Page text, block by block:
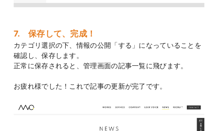
7. 保存して、完成！
カテゴリ選択の下、情報の公開「する」になっていることを
確認し、保存します。
正常に保存されると、管理画面の記事一覧に飛びます。
お疲れ様でした！これで記事の更新が完了です。